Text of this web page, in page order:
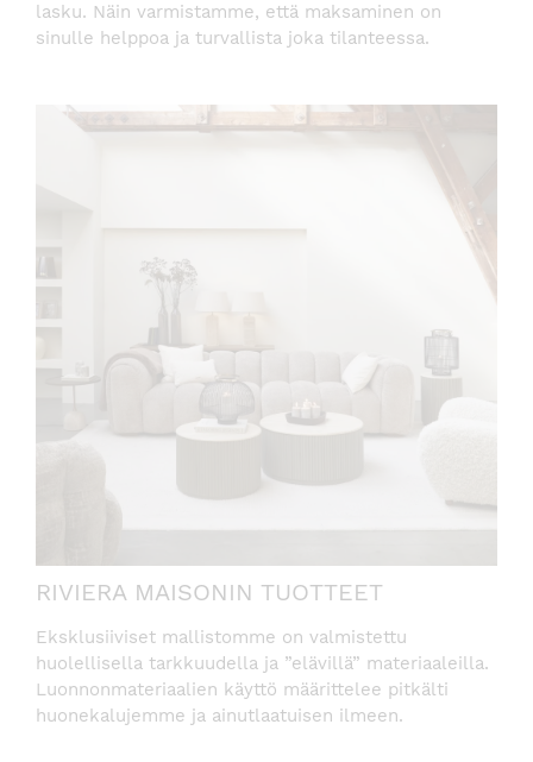
lasku. Näin varmistamme, että maksaminen on
sinulle helppoa ja turvallista joka tilanteessa.
RIVIERA MAISONIN TUOTTEET
Eksklusiiviset mallistomme on valmistettu
huolellisella tarkkuudella ja ”elävillä” materiaaleilla.
Luonnonmateriaalien käyttö määrittelee pitkälti
huonekalujemme ja ainutlaatuisen ilmeen.